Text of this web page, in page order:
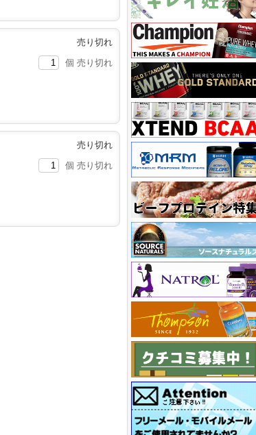
売り切れ
個 売り切れ
売り切れ
個 売り切れ